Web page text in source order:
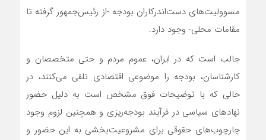
مسوولیت‌های دست‌اندرکاران بودجه -از رئیس‌جمهور گرفته تا
مقامات محلی- وجود دارد.
جالب است که در ایران، عموم مردم و حتی متخصصان و
کارشناسان، بودجه را موضوعی اقتصادی تلقی می‌کنند، در
حالی که با توضیحات فوق مشخص است به دلیل حضور
نهادهای سیاسی در فرآیند بودجه‌ریزی و همچنین لزوم وجود
چارچوب‌های حقوقی برای مشروعیت‌بخشی به این حضور و